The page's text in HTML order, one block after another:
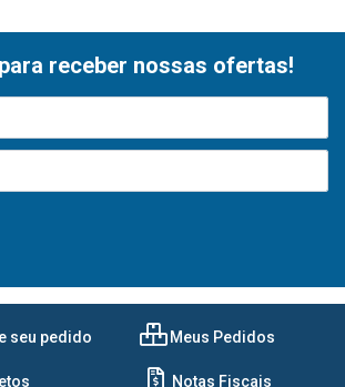
receber nossas ofertas!
seu pedido Meus Pedidos
Notas Fiscais